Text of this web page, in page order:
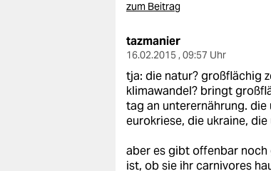
zum Beitrag
tazmanier
16.02.2015 , 09:57 Uhr
tja: die natur? großflächig
klimawandel? bringt
tag an unterernährung.
eurokriese, die ukraine,
aber es gibt offenbar
ist, ob sie ihr carnivores